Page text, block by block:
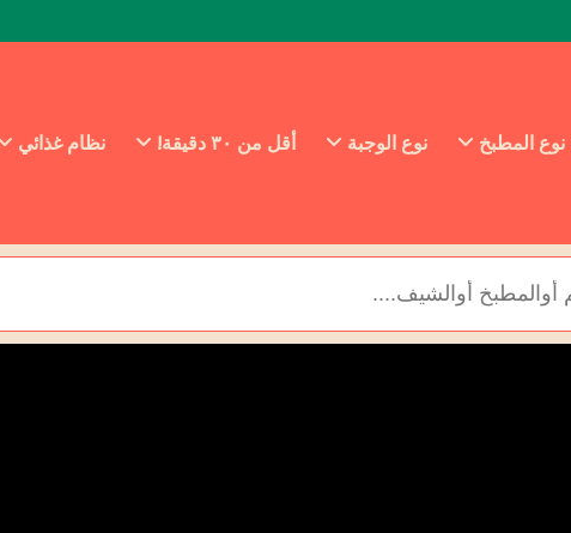
نوع المطبخ نوع الوجبة أقل من ٣٠ دقيقة! نظام غذائي